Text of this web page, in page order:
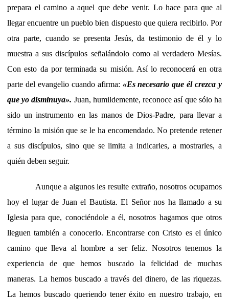
prepara el camino a aquel que debe venir. Lo hace para que al
llegar encuentre un pueblo bien dispuesto que quiera recibirlo. Por
otra parte, cuando se presenta Jesús, da testimonio de él y lo
muestra a sus discípulos señalándolo como al verdadero Mesías.
Con esto da por terminada su misión. Así lo reconocerá en otra
parte del evangelio cuando afirma: «Es necesario que él crezca y
que yo disminuya». Juan, humildemente, reconoce así que sólo ha
sido un instrumento en las manos de Dios-Padre, para llevar a
término la misión que se le ha encomendado. No pretende retener
a sus discípulos, sino que se limita a indicarles, a mostrarles, a
quién deben seguir.
Aunque a algunos les resulte extraño, nosotros ocupamos
hoy el lugar de Juan el Bautista. El Señor nos ha llamado a su
Iglesia para que, conociéndole a él, nosotros hagamos que otros
lleguen también a conocerlo. Encontrarse con Cristo es el único
camino que lleva al hombre a ser feliz. Nosotros tenemos la
experiencia de que hemos buscado la felicidad de muchas
maneras. La hemos buscado a través del dinero, de las riquezas.
La hemos buscado queriendo tener éxito en nuestro trabajo, en